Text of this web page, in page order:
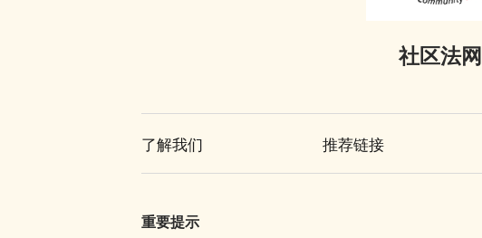
社区法网
了解我们 推荐链接
重要提示